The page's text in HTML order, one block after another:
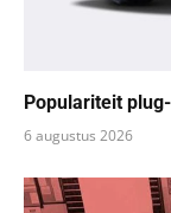
Populariteit
6 augustus 2026